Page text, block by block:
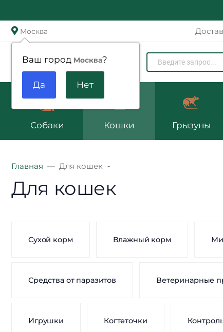
Москва
Ваш город Москва?
Zoomenu.ru
Собаки Кошки Грызуны
Главная Для кошек
Для кошек
Сухой корм Влажный корм
Средства от паразитов Ветеринарные
Игрушки Когтеточки